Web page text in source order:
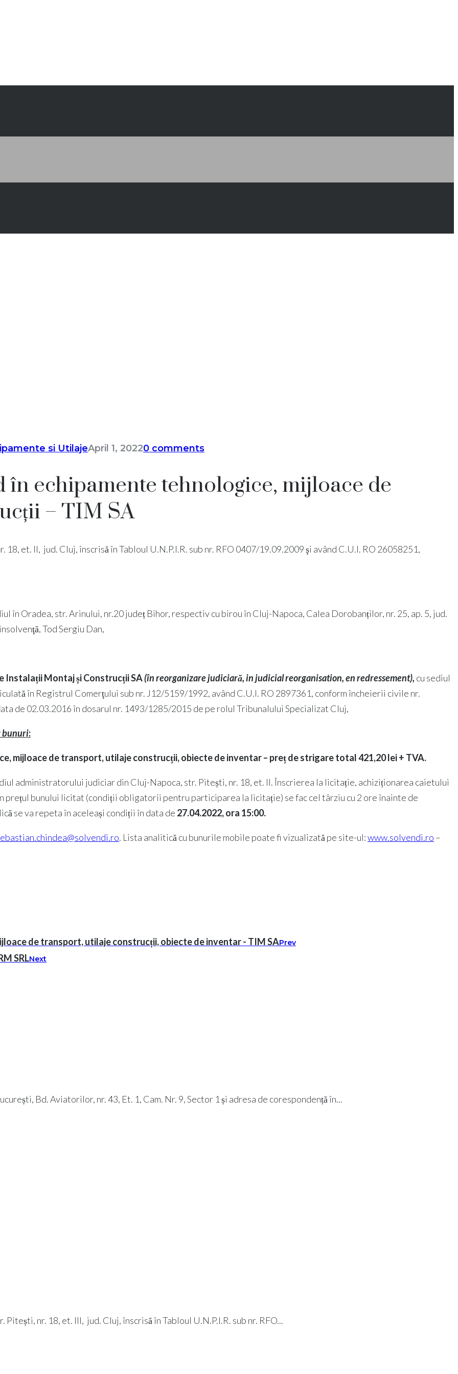
si UtilajeApril 1, 20220 comments
echipamente tehnologice, mijloace de
– TIM SA
18, et. II, jud. Cluj, înscrisă în Tabloul U.N.P.I.R. sub nr. RFO 0407/19.09.2009 şi având C.U.I. RO 26058251,
în Oradea, str. Arinului, nr.20 județ Bihor, respectiv cu birou în Cluj-Napoca, Calea Dorobanților, nr. 25, ap. 5, jud.
Tod Sergiu Dan,
Instalații Montaj și Construcții SA(în reorganizare judiciară, in judicial reorganisation, en redressement), cu sediul
în Registrul Comerţului sub nr. J12/5159/1992, având C.U.I. RO 2897361, conform încheierii civile nr.
de 02.03.2016 în dosarul nr. 1493/1285/2015 de pe rolul Tribunalului Specializat Cluj,
bunuri:
mijloace de transport, utilaje construcții, obiecte de inventar – preț de strigare total421,20lei+ TVA.
administratorului judiciar din Cluj-Napoca, str. Pitești, nr. 18, et. II. Înscrierea la licitație, achiziționarea caietului
prețul bunului licitat (condiții obligatorii pentru participarea la licitație) se fac cel târziu cu 2 ore înainte de
se va repeta în aceleași condiții în data de 27.04.2022, ora 15:00.
. Lista analitică cu bunurile mobile poate fi vizualizată pe site-ul:www.solvendi.ro –
de transport, utilaje construcții, obiecte de inventar - TIM SAPrev
SRLNext
Bd. Aviatorilor, nr. 43, Et. 1, Cam. Nr. 9, Sector 1 și adresa de corespondență în...
Pitești, nr. 18, et. III, jud. Cluj, înscrisă în Tabloul U.N.P.I.R. sub nr. RFO...